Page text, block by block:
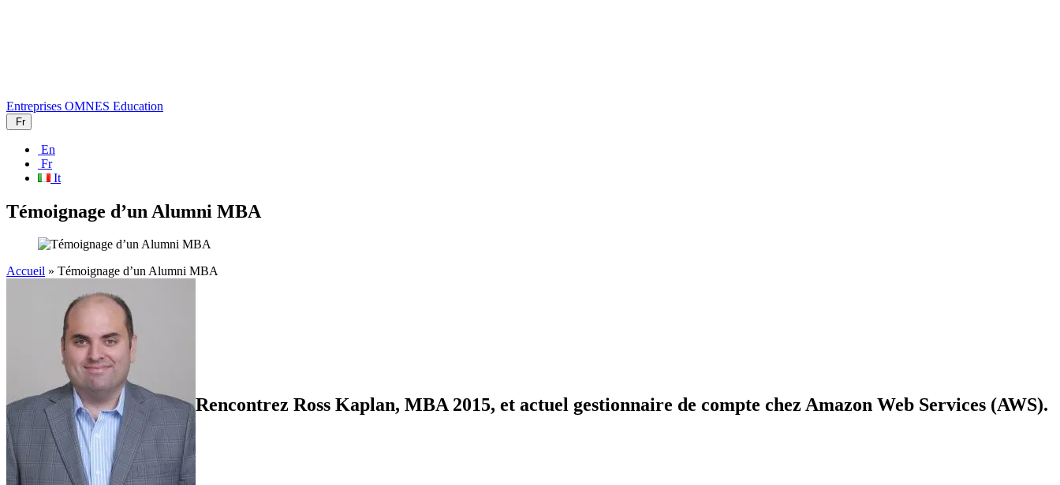
Entreprises OMNES Education
Fr
En
Fr
It
Témoignage d’un Alumni MBA
Accueil » Témoignage d’un Alumni MBA
Rencontrez Ross Kaplan, MBA 2015, et actuel gestionnaire de compte chez Amazon Web Services (AWS).